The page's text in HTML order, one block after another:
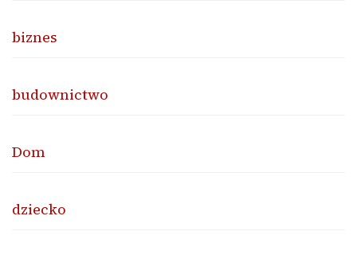
biznes
budownictwo
Dom
dziecko